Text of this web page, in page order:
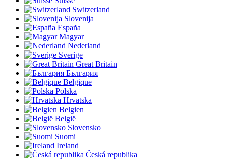
Switzerland
Slovenija
España
Magyar
Nederland
Sverige
Great Britain
България
Belgique
Polska
Hrvatska
Belgien
België
Slovensko
Suomi
Ireland
Česká republika